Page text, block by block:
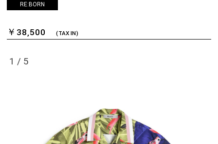
RE:BORN
￥38,500 (TAX IN)
1 / 5